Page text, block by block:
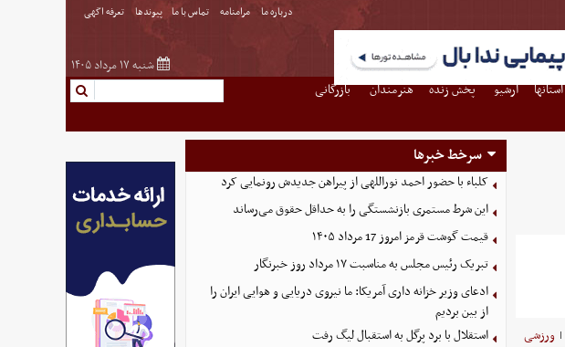
درباره ما مرامنامه تماس با ما پیوندها تعرفه اگهی
شنبه ۱۷ مرداد ۱۴۰۵
استانها آرشیو پخش زنده هنرمندان
بازرگانی
| ورزشی
سرخط خبرها
کلباء با حضور احمد نوراللهی از پیراهن جدیدش رونمایی کرد
این شرط مستمری بازنشستگی را به حداقل حقوق می‌رساند
قیمت گوشت قرمز امروز 17 مرداد ۱۴۰۵
تبریک رئیس مجلس به مناسبت ۱۷ مرداد روز خبرنگار
ادعای وزیر خزانه داری آمریکا: ما نیروی دریایی و هوایی ایران را
از بین بردیم
استقلال با برد پرگل به استقبال لیگ رفت